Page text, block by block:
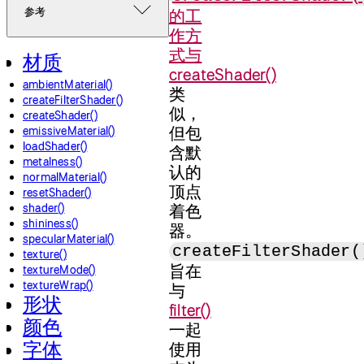
参考
材质
ambientMaterial()
createFilterShader()
createShader()
emissiveMaterial()
loadShader()
metalness()
normalMaterial()
resetShader()
shader()
shininess()
specularMaterial()
texture()
textureMode()
textureWrap()
形状
颜色
字体
的工
作方
式与
createShader()
类
似，
但包
含默
认的
顶点
着色
器。
旨在
与
filter()
一起
使用